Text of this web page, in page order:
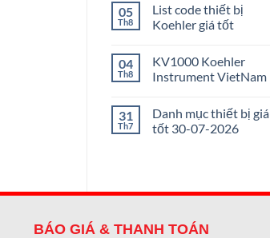
05
Th8
List code thiết bị
Koehler giá tốt
04
Th8
KV1000 Koehler
Instrument VietNam
31
Th7
Danh mục thiết bị giá
tốt 30-07-2026
BÁO GIÁ & THANH TOÁN